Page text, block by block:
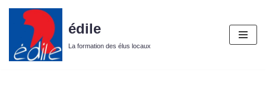
contenu
édile
La formation des élus locaux